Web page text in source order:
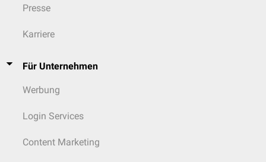
Presse
Karriere
Für Unternehmen
Werbung
Login Services
Content Marketing